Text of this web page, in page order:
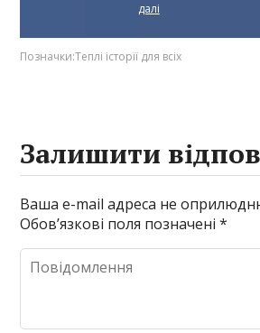
далі
Позначки:Теплі історії для всіх
Залишити
Ваша e-mail адреса не
Обов’язкові поля позначені*